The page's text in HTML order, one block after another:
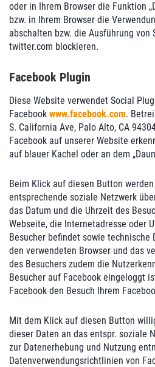
oder in Ihrem Browser die Funktion
bzw. in Ihrem Browser die
abschalten bzw. die Ausführung von
twitter.com blockieren.
Facebook Plugin
Diese Website verwendet Social
Facebook www.facebook.com.
S. California Ave, Palo Alto, CA
Facebook auf unserer Website
auf blauer Kachel oder an dem
Beim Klick auf diesen Button
entsprechende soziale Netzwerk
das Datum und die Uhrzeit des
Webseite, die Internetadresse oder
Besucher befindet sowie technische
den verwendeten Browser und das
des Besuchers zudem die
Besucher auf Facebook eingeloggt
Facebook den Besuch Ihrem
Mit dem Klick auf diesen Button
dieser Daten an das entspr. soziale
zur Datenerhebung und Nutzung
Datenverwendungsrichtlinien von